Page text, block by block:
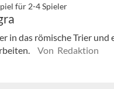
für 2-4 Spieler
in das römische Trier
Von Redaktion